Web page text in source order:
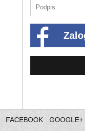
FACEBOOK GOOGLE+